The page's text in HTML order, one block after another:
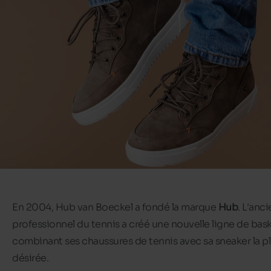
En 2004, Hub van Boeckel a fondé la marque Hub.
professionnel du tennis a créé une nouvelle ligne de
combinant ses chaussures de tennis avec sa sneaker la
désirée.